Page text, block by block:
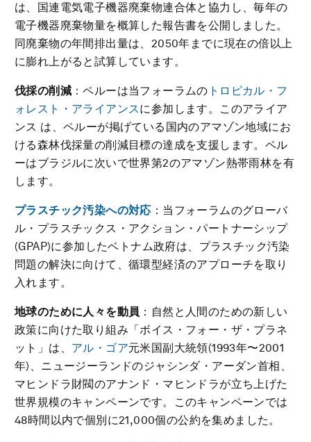
は、国連電気電子機器廃棄物連合体と協力し、毎年の
電子機器廃棄物量を概算した報告書を公開しました。
同廃棄物の年間排出量は、2050年までに現在の倍以上
に膨れ上がると試算しています。
伐採の削減 ：ペルーは当フォーラムの トロピカル・フ
ォレスト・アライアンスに参加します。このアライア
ンス は、ペルーが掲げている国内のアマゾン地域にお
ける森林伐採量の削減目標の達成を支援します。ペル
ーはブラジルに次いで世界第2のアマゾン熱帯雨林を有
します。
プラスチック汚染への対応 ：当フォーラムのグローバ
ル・プラスチックス・アクション・パートナーシップ
(GPAP)に参加したベトナム政府は、プラスチック汚染
問題の解決に向けて、循環型経済のアプローチを取り
入れます。
地球のために人々を動員 ：自然と人間のための新しい
政策に向けた取り組み「ボイス・フォー・ザ・プラネ
ット」は、 アル・ゴア元米国副大統領(1993年〜2001
年)、ニュージーランドのジャシンダ・アーダン首相、
マヒンドラ財閥のアナンド・マヒンドラが立ち上げた
世界規模のキャンペーンです。このキャンペーンでは
48時間以内で個別に21,000個の公約を集めました。